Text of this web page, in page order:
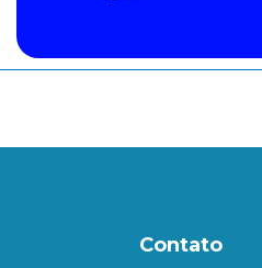
Contato